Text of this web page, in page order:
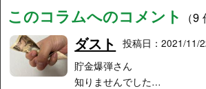
このコラムへのコメント （9
ダスト
投稿日：2021/11/
貯金爆弾さん
知りませんでした…